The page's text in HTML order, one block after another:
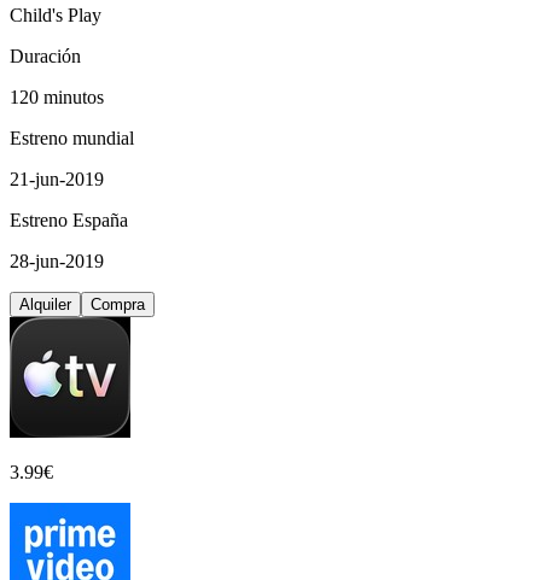
Child's Play
Duración
120 minutos
Estreno mundial
21-jun-2019
Estreno España
28-jun-2019
Alquiler Compra
3.99€